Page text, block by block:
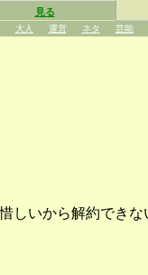
見る
大人 運営 ネタ 芸能
しいから解約でき